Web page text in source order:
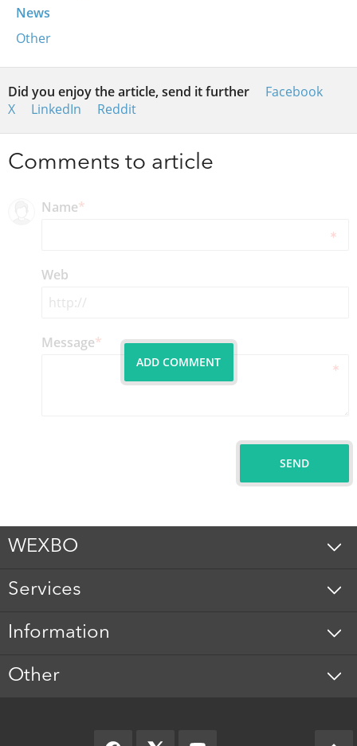
News
Other
Did you enjoy the article, send it further
Facebook
X
LinkedIn Reddit
Comments to article
ADD COMMENT
Name*
Web
Message*
SEND
WEXBO
Services
Information
Other